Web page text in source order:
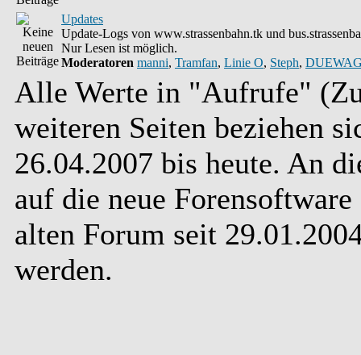
Updates
Update-Logs von www.strassenbahn.tk und
Nur Lesen ist möglich.
Moderatoren manni, Tramfan, Linie O, Steph,
Alle Werte in "Aufrufe"
weiteren Seiten beziehen
26.04.2007 bis heute. An
auf die neue
alten Forum seit
werden.